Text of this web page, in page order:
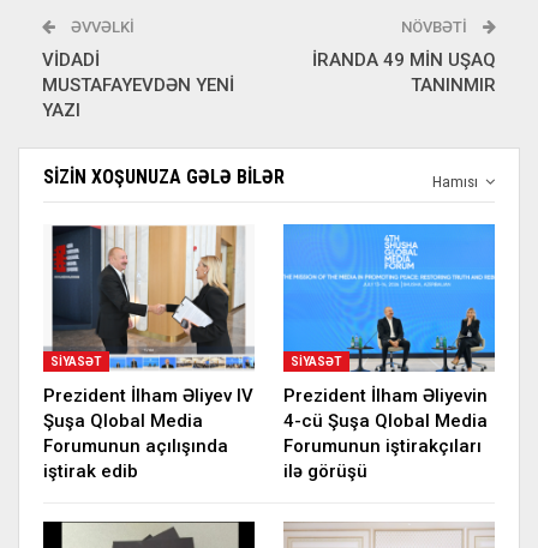
ƏVVƏLKI
VİDADİ
MUSTAFAYEVDƏN YENİ
YAZI
NÖVBƏTI
İRANDA 49 MİN UŞAQ
TANINMIR
Hamısı
SIZIN XOŞUNUZA GƏLƏ BILƏR
SIYASƏT
Prezident İlham Əliyev IV
Şuşa Qlobal Media
Forumunun açılışında
iştirak edib
SIYASƏT
Prezident İlham Əliyevin
4-cü Şuşa Qlobal Media
Forumunun iştirakçıları
ilə görüşü